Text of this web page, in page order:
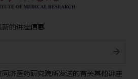
的讲座信息
济医药研究院所发送的有关其他讲座